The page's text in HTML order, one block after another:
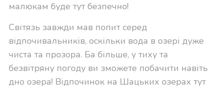
малюкам буде тут безпечно!
Світязь завжди мав попит серед
відпочивальників, оскільки вода в озері дуже
чиста та прозора. Ба більше, у тиху та
безвітряну погоду ви зможете побачити навіть
дно озера! Відпочинок на Шацьких озерах тут